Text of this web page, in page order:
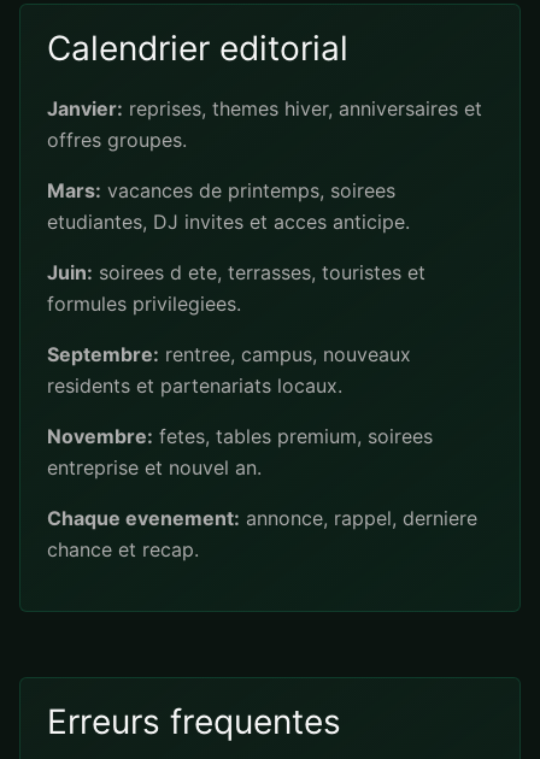
Calendrier editorial
Janvier: reprises, themes hiver, anniversaires et
offres groupes.
Mars: vacances de printemps, soirees
etudiantes, DJ invites et acces anticipe.
Juin: soirees d ete, terrasses, touristes et
formules privilegiees.
Septembre: rentree, campus, nouveaux
residents et partenariats locaux.
Novembre: fetes, tables premium, soirees
entreprise et nouvel an.
Chaque evenement: annonce, rappel, derniere
chance et recap.
Erreurs frequentes